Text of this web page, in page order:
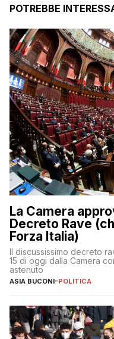
POTREBBE
La Camera
Decreto Rave
Forza Italia)
Il discussissimo decreto
15 di oggi dalla Camera
astenuto
ASIA BUCONI-POLITICA